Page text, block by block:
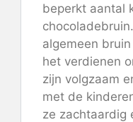
beperkt aantal
algemeen
het verdienen
zijn volgzaam
met de
ze zachtaardig